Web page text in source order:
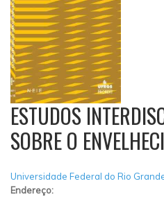
ESTUDOS
SOBRE O
Universidade Federal do Rio
Endereço: